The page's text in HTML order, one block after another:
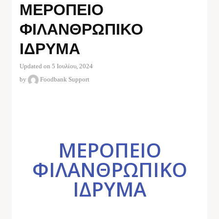
ΜΕΡΟΠΕΙΟ
ΦΙΛΑΝΘΡΩΠΙΚΟ
ΙΔΡΥΜΑ
Updated on 5 Ιουλίου, 2024
by
Foodbank Support
ΜΕΡΟΠΕΙΟ
ΦΙΛΑΝΘΡΩΠΙΚΟ
ΙΔΡΥΜΑ